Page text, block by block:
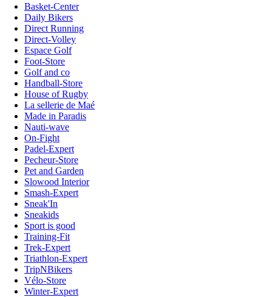
Basket-Center
Daily Bikers
Direct Running
Direct-Volley
Espace Golf
Foot-Store
Golf and co
Handball-Store
House of Rugby
La sellerie de Maé
Made in Paradis
Nauti-wave
On-Fight
Padel-Expert
Pecheur-Store
Pet and Garden
Slowood Interior
Smash-Expert
Sneak'In
Sneakids
Sport is good
Training-Fit
Trek-Expert
Triathlon-Expert
TripNBikers
Vélo-Store
Winter-Expert